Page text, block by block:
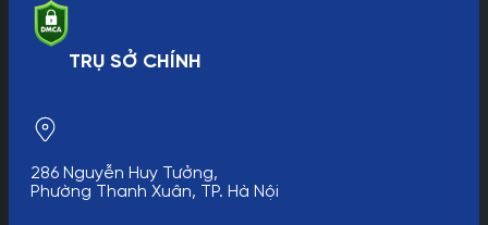
TRỤ SỞ CHÍNH
286 Nguyễn Huy Tưởng,
Phường Thanh Xuân, TP. Hà Nội